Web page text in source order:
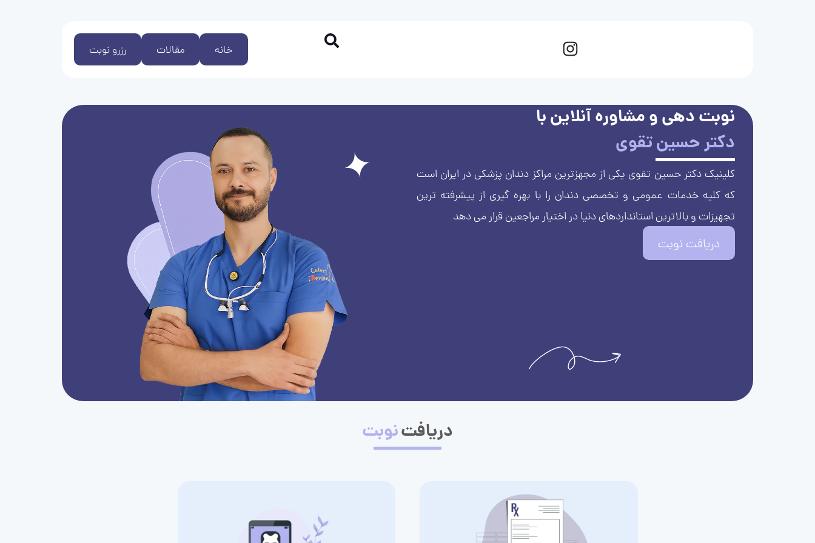
رزرو نوبت مقالات خانه
نوبت دهی و مشاوره آنلاین با
دکتر حسین تقوی
کلینیک دکتر حسین تقوی یکی از مجهزترین مراکز دندان پزشکی در ایران است
که کلیه خدمات عمومی و تخصصی دندان را با بهره گیری از پیشرفته ترین
تجهیزات و بالاترین استانداردهای دنیا در اختیار مراجعین قرار می دهد.
دریافت نوبت
دریافتنوبت